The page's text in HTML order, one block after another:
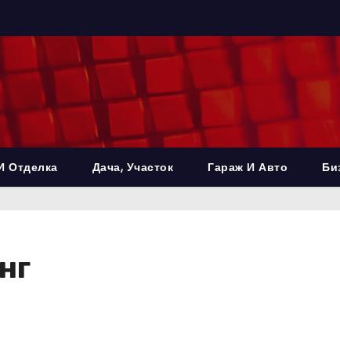
Отделка Дача, Участок Гараж И Авто